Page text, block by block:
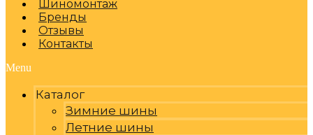
Шиномонтаж
Бренды
Отзывы
Контакты
Menu
Каталог
Зимние шины
Летние шины